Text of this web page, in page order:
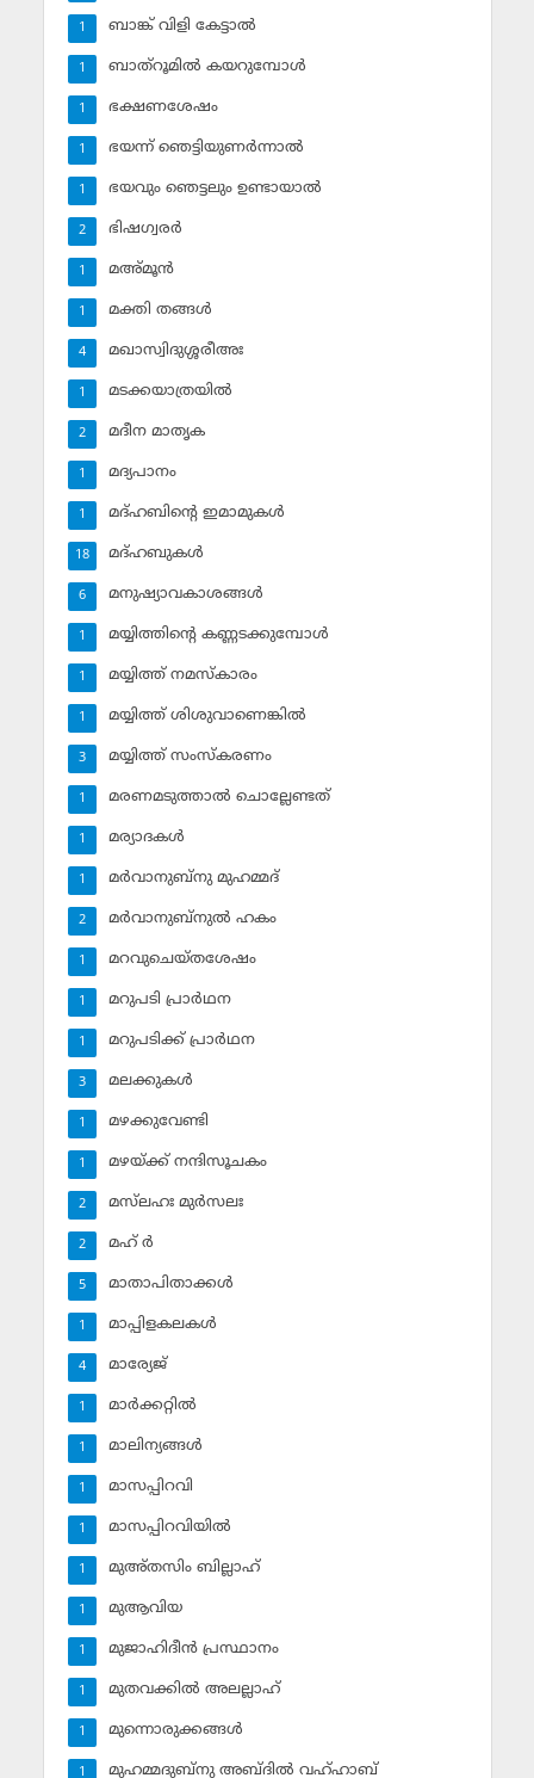
ബാങ്ക് വിളി കേട്ടാല്‍
1
ബാത്‌റൂമില്‍ കയറുമ്പോള്‍
1
ഭക്ഷണശേഷം
1
ഭയന്ന് ഞെട്ടിയുണര്‍ന്നാല്‍
1
ഭയവും ഞെട്ടലും ഉണ്ടായാല്‍
1
ഭിഷഗ്വരര്‍
2
മഅ്മൂന്‍
1
മക്തി തങ്ങള്‍
1
മഖാസ്വിദുശ്ശരീഅഃ
4
മടക്കയാത്രയില്‍
1
മദീന മാതൃക
2
മദ്യപാനം
1
മദ്ഹബിന്റെ ഇമാമുകള്‍
1
മദ്ഹബുകള്‍
18
മനുഷ്യാവകാശങ്ങള്‍
6
മയ്യിത്തിന്റെ കണ്ണടക്കുമ്പോള്‍
1
മയ്യിത്ത് നമസ്‌കാരം
1
മയ്യിത്ത് ശിശുവാണെങ്കില്‍
1
മയ്യിത്ത് സംസ്‌കരണം
3
മരണമടുത്താല്‍ ചൊല്ലേണ്ടത്
1
മര്യാദകള്‍
1
മര്‍വാനുബ്‌നു മുഹമ്മദ്
1
മര്‍വാനുബ്‌നുല്‍ ഹകം
2
മറവുചെയ്തശേഷം
1
മറുപടി പ്രാര്‍ഥന
1
മറുപടിക്ക് പ്രാര്‍ഥന
1
മലക്കുകള്‍
3
മഴക്കുവേണ്ടി
1
മഴയ്ക്ക് നന്ദിസൂചകം
1
മസ്‌ലഹഃ മുര്‍സലഃ
2
മഹ് ര്‍
2
മാതാപിതാക്കള്‍
5
മാപ്പിളകലകള്‍
1
മാര്യേജ്
4
മാര്‍ക്കറ്റില്‍
1
മാലിന്യങ്ങള്‍
1
മാസപ്പിറവി
1
മാസപ്പിറവിയില്‍
1
മുഅ്തസിം ബില്ലാഹ്
1
മുആവിയ
1
മുജാഹിദീന്‍ പ്രസ്ഥാനം
1
മുതവക്കില്‍ അലല്ലാഹ്
1
മുന്നൊരുക്കങ്ങള്‍
1
മുഹമ്മദുബ്‌നു അബ്ദില്‍ വഹ്ഹാബ്
1